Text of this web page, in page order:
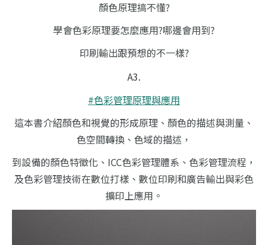
顏色原理搞不懂?
學會色彩原理要怎麼應用?哪邊會用到?
印刷輸出跟預想的不一樣?
A3.
#色彩管理原理與應用
這本書介紹顏色和視覺的形成原理、顏色的描述與測量、
色空間轉換、色域的描述，
到設備的顏色特徵化、ICC色彩管理體系、色彩管理流程，
及色彩管理技術在數位打樣、數位印刷和廣告輸出與彩色
擴印上應用。